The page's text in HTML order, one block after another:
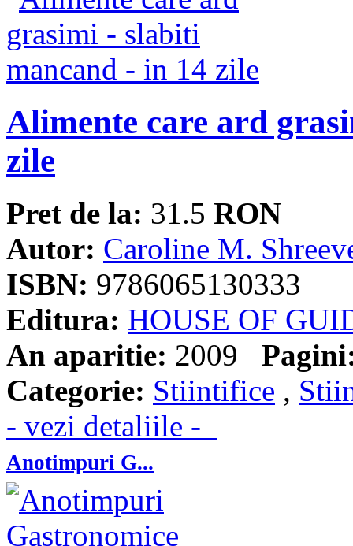
Alimente care ard
zile
Pret de la: 31.5 RON
Autor: Caroline M.
ISBN: 9786065130333
Editura: HOUSE OF
An aparitie: 2009
Categorie: Stiintifice ,
- vezi detaliile -
Anotimpuri G...